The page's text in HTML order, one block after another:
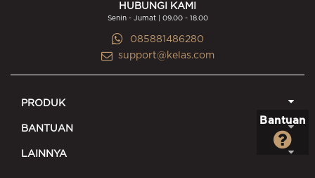
HUBUNGI KAMI
Senin - Jumat | 09.00 - 18.00
085881486280
support@kelas.com
PRODUK
BANTUAN
LAINNYA
Bantuan